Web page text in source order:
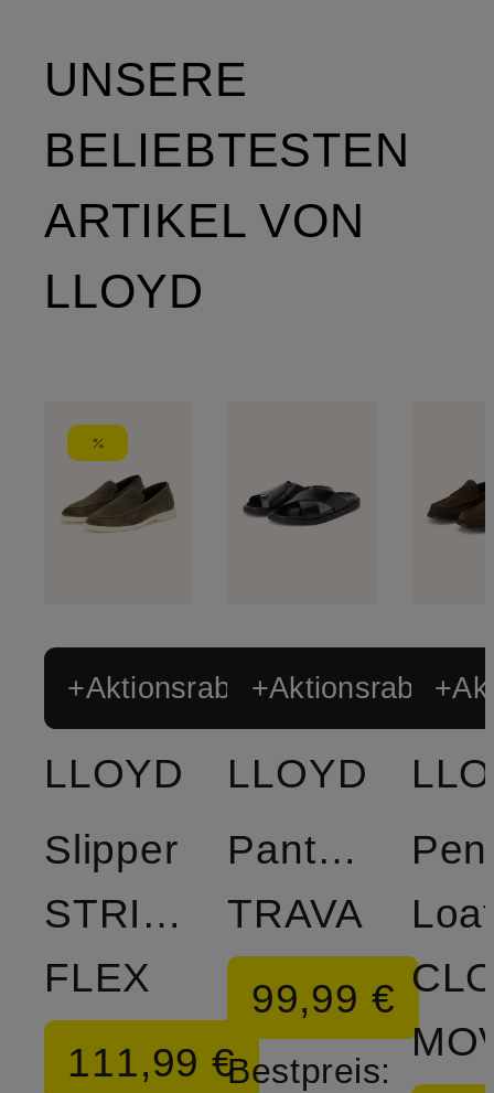
UNSERE
BELIEBTESTEN
ARTIKEL VON
LLOYD
+Aktionsrabatt
LLOYD
Slipper
STRIDE
FLEX
111,99 €
+Aktionsrabatt
LLOYD
Pantoletten
TRAVA
99,99 €
Bestpreis: